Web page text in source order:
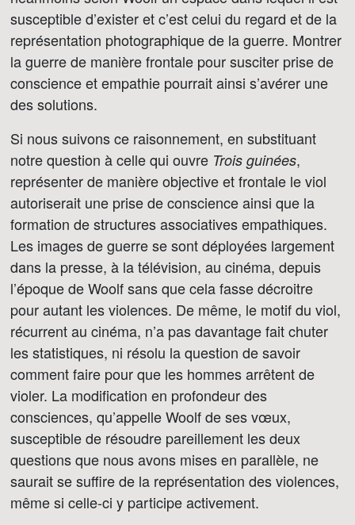
susceptible d’exister et c’est celui du regard et de la
représentation photographique de la guerre. Montrer
la guerre de manière frontale pour susciter prise de
conscience et empathie pourrait ainsi s’avérer une
des solutions.
Si nous suivons ce raisonnement, en substituant
notre question à celle qui ouvre Trois guinées,
représenter de manière objective et frontale le viol
autoriserait une prise de conscience ainsi que la
formation de structures associatives empathiques.
Les images de guerre se sont déployées largement
dans la presse, à la télévision, au cinéma, depuis
l’époque de Woolf sans que cela fasse décroitre
pour autant les violences. De même, le motif du viol,
récurrent au cinéma, n’a pas davantage fait chuter
les statistiques, ni résolu la question de savoir
comment faire pour que les hommes arrêtent de
violer. La modification en profondeur des
consciences, qu’appelle Woolf de ses vœux,
susceptible de résoudre pareillement les deux
questions que nous avons mises en parallèle, ne
saurait se suffire de la représentation des violences,
même si celle-ci y participe activement.